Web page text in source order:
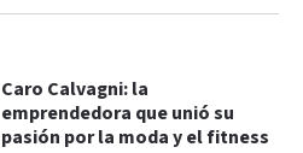
Caro Calvagni: la
emprendedora que unió su
pasión por la moda y el fitness